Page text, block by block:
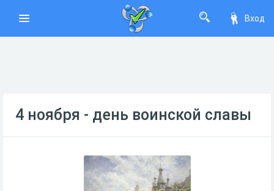
Вход
4 ноября - день воинской славы